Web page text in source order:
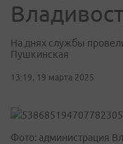
На днях службы
Пушкинская
13:19, 19 марта 2025
Фото: администрация